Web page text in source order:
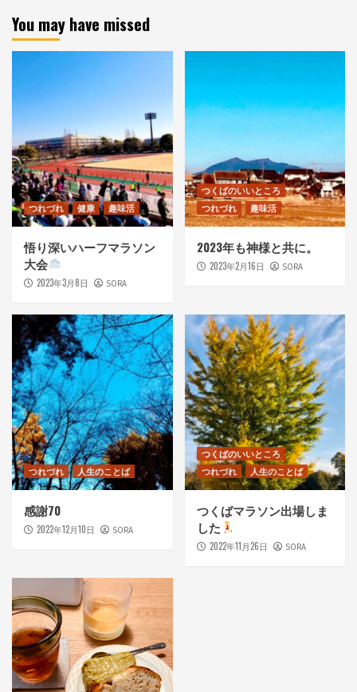
You may have missed
つれづれ 健康 趣味活
悟り深いハーフマラソン
大会
2023年3月8日 SORA
つくばのいいところ
つれづれ
趣味活
2023年も神様と共に。
2023年2月16日 SORA
つれづれ 人生のことば
感謝70
2022年12月10日 SORA
つくばのいいところ
つれづれ
人生のことば
つくばマラソン出場しま
した
2022年11月26日 SORA